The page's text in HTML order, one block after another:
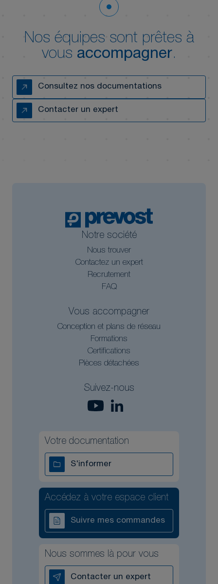
Nos équipes sont prêtes à
vous accompagner.
Consultez nos documentations
Contacter un expert
Notre société
Nous trouver
Contactez un expert
Recrutement
FAQ
Vous accompagner
Conception et plans de réseau
Formations
Certifications
Pièces détachées
Suivez-nous
Votre documentation
S'informer
Accédez à votre espace client
Suivre mes commandes
Nous sommes là pour vous
Contacter un expert